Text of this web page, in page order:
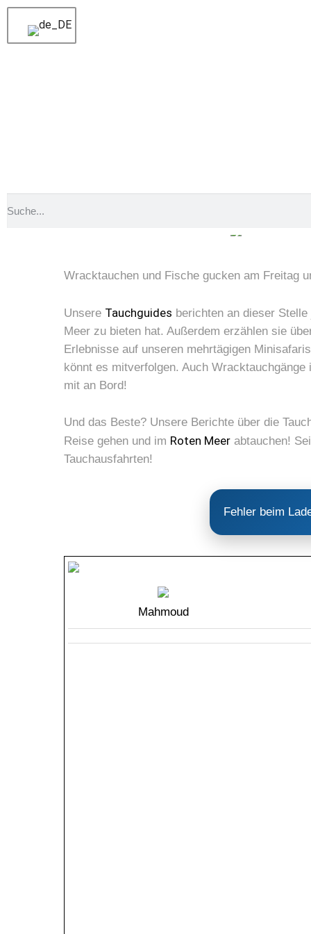
Wracktauchen und Fische gucken am Freitag
Unsere Tauchguides berichten an dieser
Meer zu bieten hat. Außerdem erzählen sie
Erlebnisse auf unseren mehrtägigen
könnt es mitverfolgen. Auch
mit an Bord!
Und das Beste? Unsere Berichte über die
Reise gehen und im Roten Meer abtauchen!
Tauchausfahrten!
Fehler beim
Mahmoud